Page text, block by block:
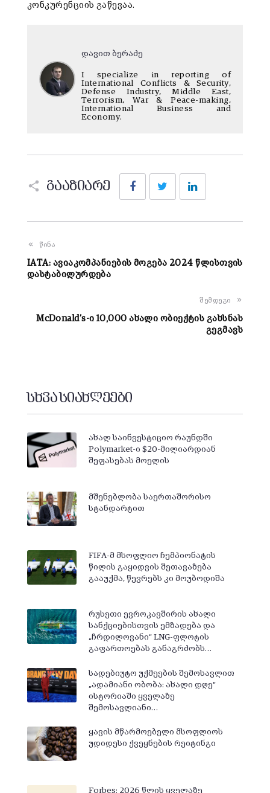
კონკურენციის გაწევაა.
დავით ბერაძე
I specialize in reporting of
International Conflicts & Security,
Defense Industry, Middle East,
Terrorism, War & Peace-making,
International Business and
Economy.
გააზიარე
FacebookTwitter
წინა
IATA: ავიაკომპანიების მოგება 2024 წლისთვის
დასტაბილურდება
შემდეგი
McDonald’s-ი 10,000 ახალი ობიექტის გახსნას
გეგმავს
სხვა სიახლეები
ახალ საინვესტიციო რაუნდში
Polymarket-ი $20-მილიარდიან
შეფასებას მოელის
მშენებლობა საერთაშორისო
სტანდარტით
FIFA-მ მსოფლიო ჩემპიონატის
წილის გაყიდვის შეთავაზება
გააუქმა, წევრებს კი მოუბოდიშა
რუსეთი ევროკავშირის ახალი
სანქციებისთვის ემზადება და
„ჩრდილოვანი“ LNG-ფლოტის
გაფართოებას განაგრძობს…
სადებიუტო უქმეების შემოსავლით
„ადამიანი ობობა: ახალი დღე“
ისტორიაში ყველაზე
შემოსავლიანი…
ყავის მწარმოებელი მსოფლიოს
უდიდესი ქვეყნების რეიტინგი
Forbes: 2026 წლის ყველაზე